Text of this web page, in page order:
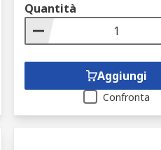
Quantità
Aggiungi
Confronta